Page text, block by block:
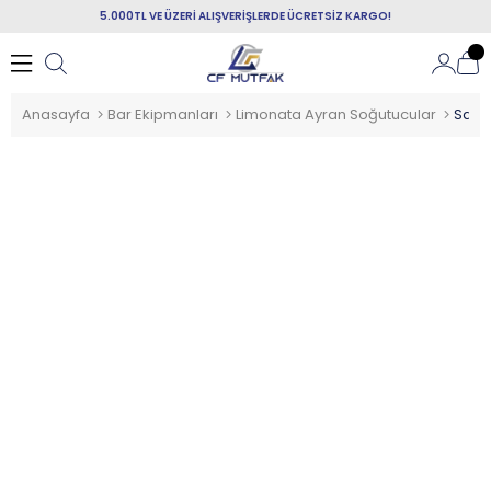
5.000TL VE ÜZERİ ALIŞVERİŞLERDE ÜCRETSİZ KARGO!
Anasayfa Bar Ekipmanları Limonata Ayran Soğutucular